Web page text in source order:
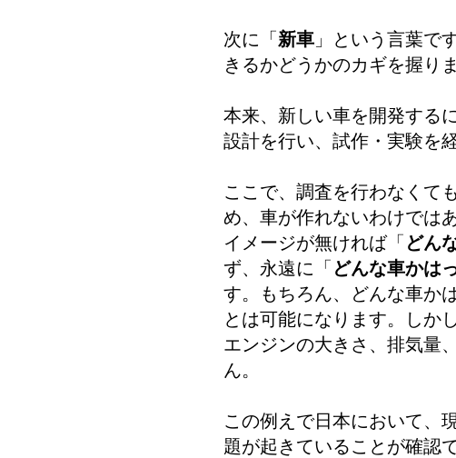
次に「新車 」という言葉で
きるかどうかのカギを握りま
本来、新しい車を開発する
設計を行い、試作・実験を
ここで、調査を行わなくて
め、車が作れないわけでは
イメージが無ければ「どん
ず、永遠に「どんな車かは
す。もちろん、どんな車か
とは可能になります。しか
エンジンの大きさ、排気量
ん。
この例えで日本において、
題が起きていることが確認